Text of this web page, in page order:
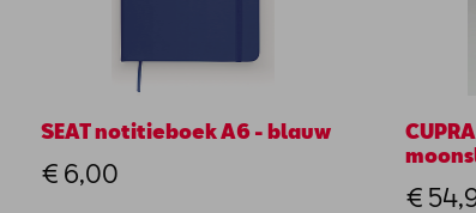
SEAT notitieboek A6 - blauw
€ 6,00
€